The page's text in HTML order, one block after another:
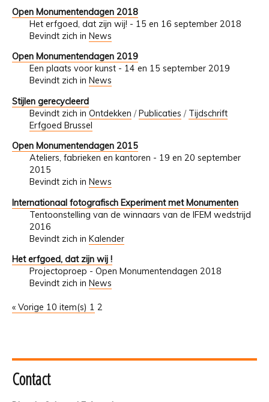
Open Monumentendagen 2018
Het erfgoed, dat zijn wij! - 15 en 16 september 2018
Bevindt zich in News
Open Monumentendagen 2019
Een plaats voor kunst - 14 en 15 september 2019
Bevindt zich in News
Stijlen gerecycleerd
Bevindt zich in Ontdekken /Publicaties / Tijdschrift
Erfgoed Brussel
Open Monumentendagen 2015
Ateliers, fabrieken en kantoren - 19 en 20 september
2015
Bevindt zich in News
Internationaal fotografisch Experiment met Monumenten
Tentoonstelling van de winnaars van de IFEM wedstrijd
2016
Bevindt zich in Kalender
Het erfgoed, dat zijn wij !
Projectoproep - Open Monumentendagen 2018
Bevindt zich in News
« Vorige 10 item(s) 1 2
Contact